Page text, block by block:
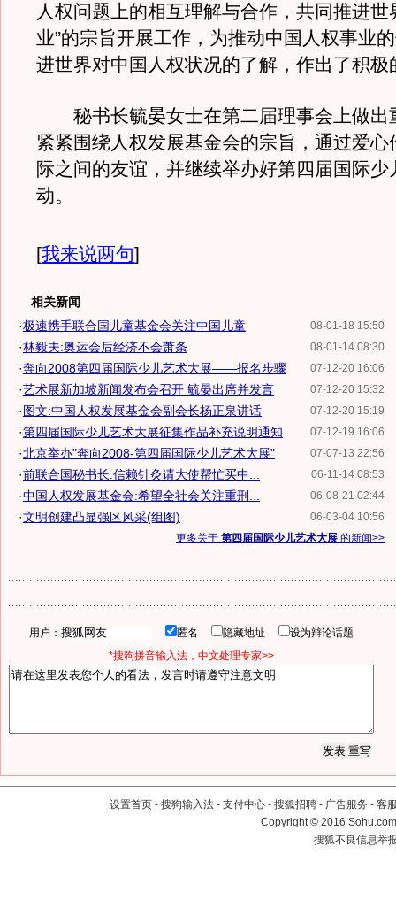
人权问题上的相互理解与合作，共同推进世
业”的宗旨开展工作，为推动中国人权事业
进世界对中国人权状况的了解，作出了积极
秘书长毓晏女士在第二届理事会上做出
紧紧围绕人权发展基金会的宗旨，通过爱心
际之间的友谊，并继续举办好第四届国际少
动。
[我来说两句]
相关新闻
08-01-18 15:50
·极速携手联合国儿童基金会关注中国儿童
08-01-14 08:30
·林毅夫:奥运会后经济不会萧条
07-12-20 16:06
·奔向2008第四届国际少儿艺术大展——报名步骤
07-12-20 15:32
·艺术展新加坡新闻发布会召开 毓晏出席并发言
07-12-20 15:19
·图文:中国人权发展基金会副会长杨正泉讲话
07-12-19 16:06
·第四届国际少儿艺术大展征集作品补充说明通知
07-07-13 22:56
·北京举办"奔向2008-第四届国际少儿艺术大展"
06-11-14 08:53
·前联合国秘书长:信赖针灸请大使帮忙买中...
06-08-21 02:44
·中国人权发展基金会:希望全社会关注重刑...
06-03-04 10:56
·文明创建凸显强区风采(组图)
更多关于 第四届国际少儿艺术大展 的新闻>>
用户： 匿名 隐藏地址
设为辩论话题
*搜狗拼音输入法，中文处理专家>>
设置首页 - 搜狗输入法 - 支付中心 - 搜狐招聘 - 广告服务 - 客
Copyright©2016
搜狐不良信息举